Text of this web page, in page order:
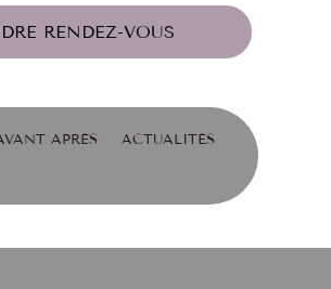
RENDEZ-VOUS
APRÈS
ACTUALITÉS